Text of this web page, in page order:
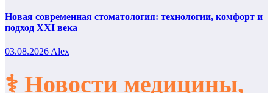
Новая современная стоматология: технологии, комфорт и
подход XXI века
03.08.2026 Alex
⚕️ Новости медицины,